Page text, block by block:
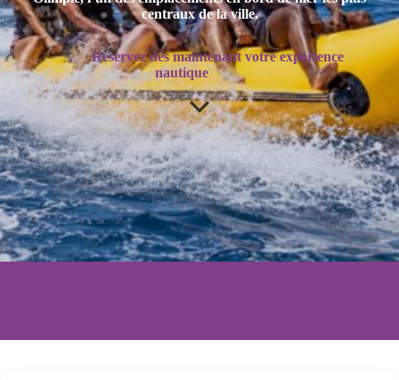
centraux de la ville.
Réservez dès maintenant votre expérience
nautique